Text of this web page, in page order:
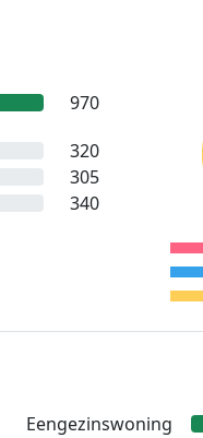
970
320
305
340
Eengezinswoning